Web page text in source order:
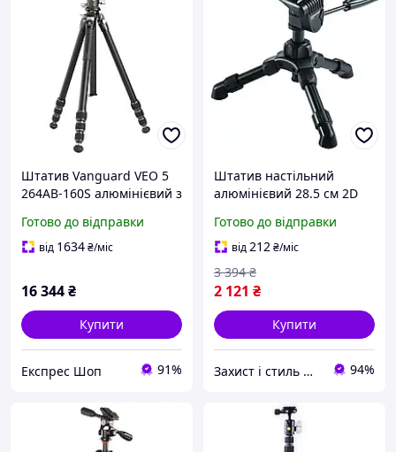
Штатив Vanguard VEO 5
264AB-160S алюмінієвий з
BH-160S максимальна
висота 170 см
фот
Готово до відправки
від 1634₴/міс
16 344₴
Купити
Експрес Шоп 91%
Штатив настільний
алюмінієвий 28.5 см 2D
кг для камери Vanguard
VS-82
Готово до відправки
від212₴/міс
2 121 ₴
3 394 ₴
Купити
Захист і стиль — в одному магазині 94%